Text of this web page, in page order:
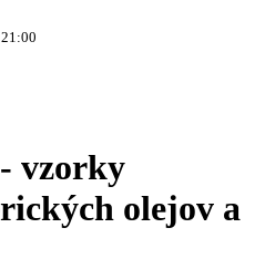
vzorky
olejov a